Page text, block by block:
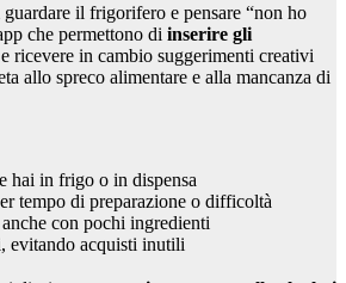
il frigorifero e pensare “non ho
che permettono di inserire gli
e ricevere in cambio suggerimenti creativi
allo spreco alimentare e alla mancanza di
hai in frigo o in dispensa
tempo di preparazione o difficoltà
con pochi ingredienti
evitando acquisti inutili